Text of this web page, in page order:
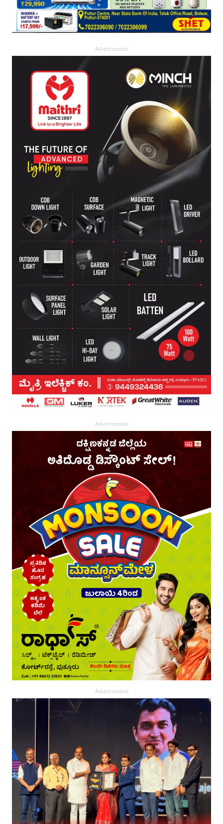
Advertisement
Advertisement
Advertisement